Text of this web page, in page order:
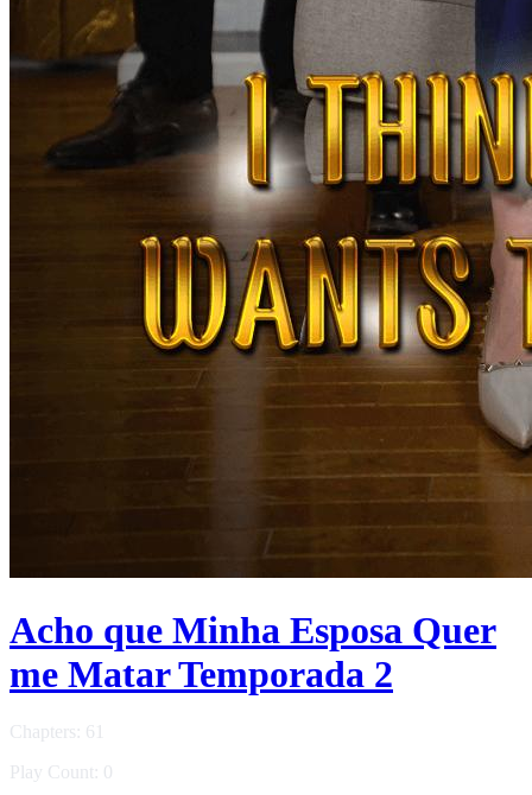
Acho que Minha Esposa Quer
me Matar Temporada 2
Chapters: 61
Play Count: 0